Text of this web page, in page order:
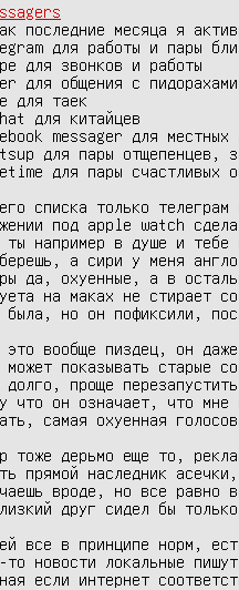
последние месяца я
для работы и пары
для звонков и работы
для общения с пидорахами
для таек
для китайцев
messager для местных
для пары отщепенцев,
для пары счастливых
списка только
под apple watch
ты например в душе и тебе
а сири у меня
да, охуенные, а в
на маках не стирает
была, но он пофиксили,
это вообще пиздец, он
может показывать старые
долго, проще
что он означает, что мне
самая охуенная
тоже дерьмо еще то,
прямой наследник
вроде, но все равно
друг сидел бы
все в принципе норм,
то новости локальные
если интернет